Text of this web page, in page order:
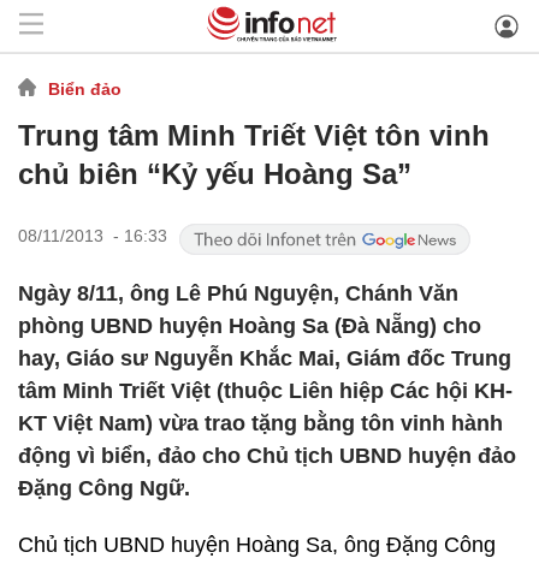
Biển đảo
Trung tâm Minh Triết Việt tôn vinh
chủ biên “Kỷ yếu Hoàng Sa”
08/11/2013 - 16:33
Ngày 8/11, ông Lê Phú Nguyện, Chánh Văn
phòng UBND huyện Hoàng Sa (Đà Nẵng) cho
hay, Giáo sư Nguyễn Khắc Mai, Giám đốc Trung
tâm Minh Triết Việt (thuộc Liên hiệp Các hội KH-
KT Việt Nam) vừa trao tặng bằng tôn vinh hành
động vì biển, đảo cho Chủ tịch UBND huyện đảo
Đặng Công Ngữ.
Chủ tịch UBND huyện Hoàng Sa, ông Đặng Công